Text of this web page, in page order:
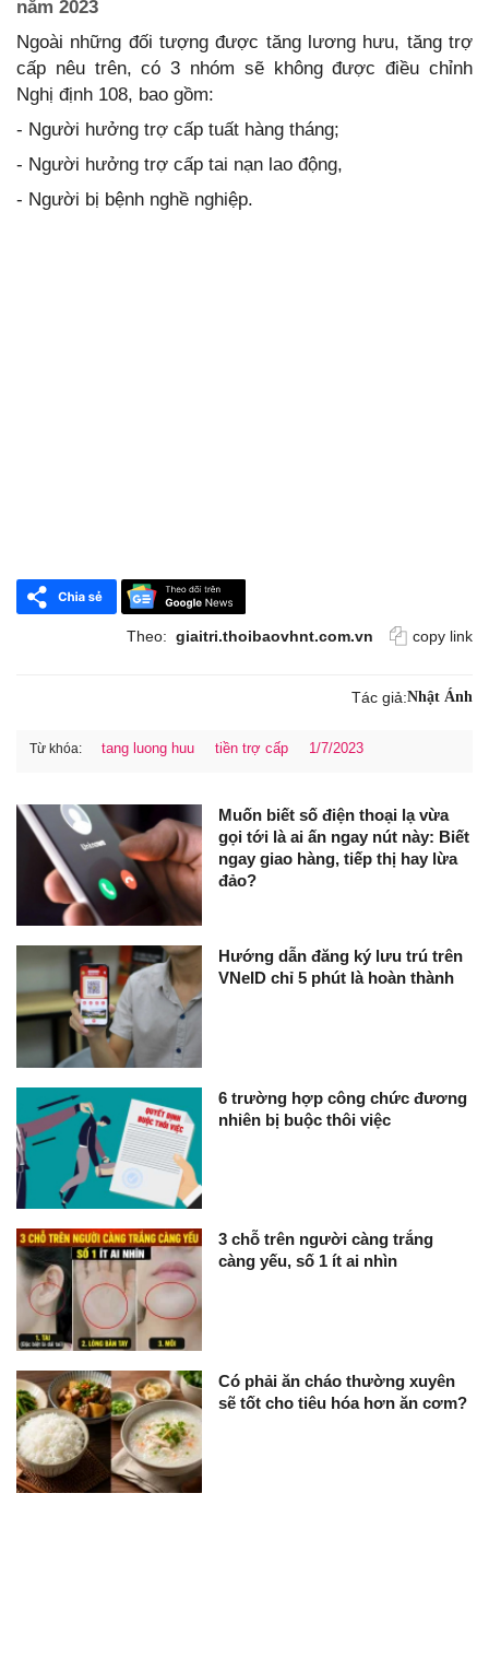
năm 2023
Ngoài những đối tượng được tăng lương hưu, tăng trợ
cấp nêu trên, có 3 nhóm sẽ không được điều chỉnh
Nghị định 108, bao gồm:
- Người hưởng trợ cấp tuất hàng tháng;
- Người hưởng trợ cấp tai nạn lao động,
- Người bị bệnh nghề nghiệp.
Theo: giaitri.thoibaovhnt.com.vn copy link
Tác giả:Nhật Ánh
Từ khóa: tang luong huu tiền trợ cấp 1/7/2023
Muốn biết số điện thoại lạ vừa
gọi tới là ai ấn ngay nút này: Biết
ngay giao hàng, tiếp thị hay lừa
đảo?
Hướng dẫn đăng ký lưu trú trên
VNeID chỉ 5 phút là hoàn thành
6 trường hợp công chức đương
nhiên bị buộc thôi việc
3 chỗ trên người càng trắng
càng yếu, số 1 ít ai nhìn
Có phải ăn cháo thường xuyên
sẽ tốt cho tiêu hóa hơn ăn cơm?